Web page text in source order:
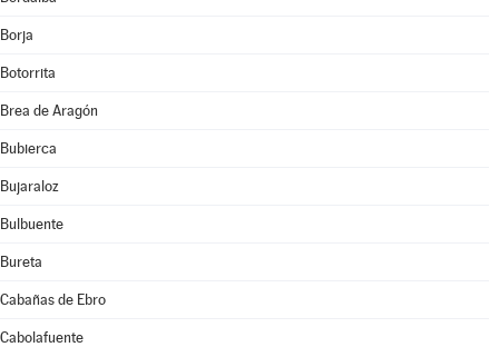
Borja
Botorrita
Brea de Aragón
Bubierca
Bujaraloz
Bulbuente
Bureta
Cabañas de Ebro
Cabolafuente